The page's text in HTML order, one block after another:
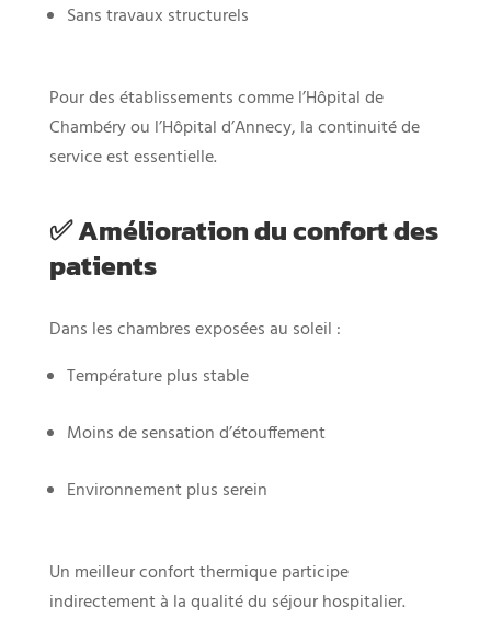
Sans travaux structurels
Pour des établissements comme l’Hôpital de
Chambéry ou l’Hôpital d’Annecy, la continuité de
service est essentielle.
✅ Amélioration du confort des
patients
Dans les chambres exposées au soleil :
Température plus stable
Moins de sensation d’étouffement
Environnement plus serein
Un meilleur confort thermique participe
indirectement à la qualité du séjour hospitalier.